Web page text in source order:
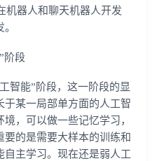
机器人和聊天机器人开发
阶段
能”阶段，这一阶段的显
某一局部单方面的人工智
，可以做一些记忆学习，
的是需要大样本的训练和
主学习。现在还是弱人工